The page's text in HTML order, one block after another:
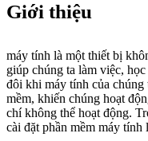
Giới thiệu
máy tính là một thiết bị
giúp chúng ta làm việc,
đôi khi máy tính của chúng
mềm, khiến chúng hoạt
chí không thể hoạt động.
cài đặt phần mềm máy tính